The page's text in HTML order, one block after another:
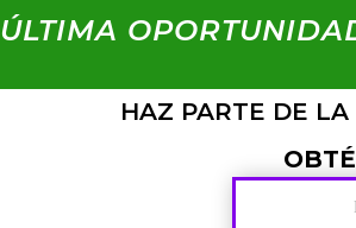
ÚLTIMA
HAZ PARTE DE